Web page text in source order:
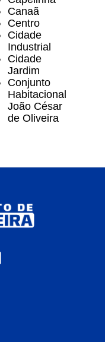
Canaã
Centro
Cidade
Industrial
Cidade
Jardim
Conjunto
Habitacional
João César
de Oliveira